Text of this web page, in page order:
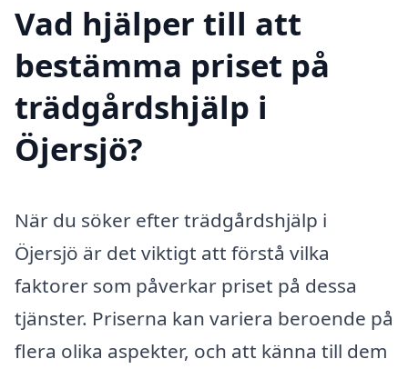
Vad hjälper till att
bestämma priset på
trädgårdshjälp i
Öjersjö?
När du söker efter trädgårdshjälp i
Öjersjö är det viktigt att förstå vilka
faktorer som påverkar priset på dessa
tjänster. Priserna kan variera beroende på
flera olika aspekter, och att känna till dem